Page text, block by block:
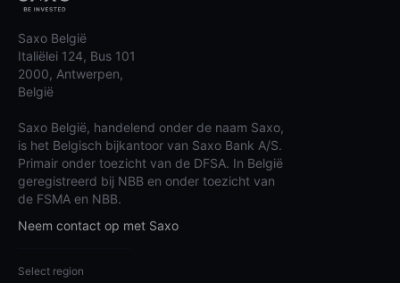
Saxo België
Italiëlei 124, Bus 101
2000, Antwerpen,
België
Saxo België, handelend onder de naam Saxo,
is het Belgisch bijkantoor van Saxo Bank A/S.
Primair onder toezicht van de DFSA. In België
geregistreerd bij NBB en onder toezicht van
de FSMA en NBB.
Neem contact op met Saxo
Select region